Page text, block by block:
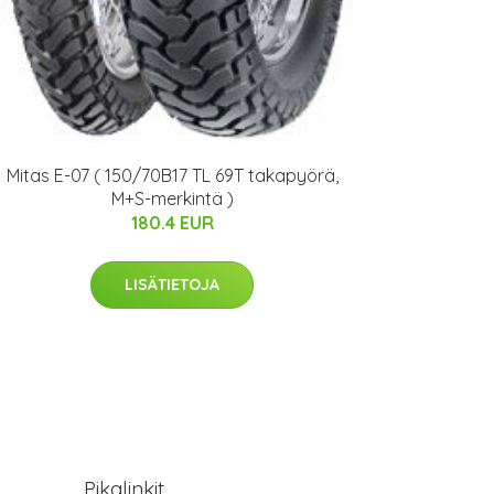
Mitas E-07 ( 150/70B17 TL 69T takapyörä,
M+S-merkintä )
180.4 EUR
LISÄTIETOJA